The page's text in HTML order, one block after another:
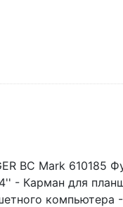
BC Mark 610185
- Карман для